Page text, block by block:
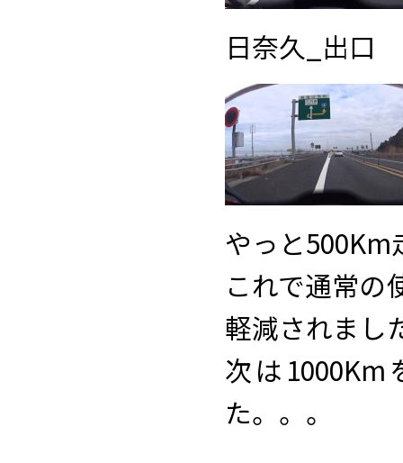
日奈久_出口
やっと
これで通常の
軽減されまし
次は
た。。。